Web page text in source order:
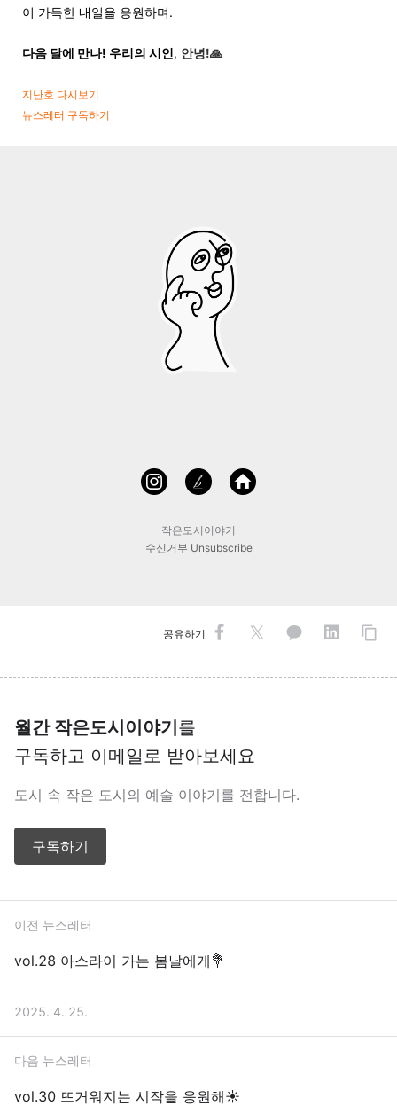
이 가득한 내일을 응원하며.
다음 달에 만나! 우리의 시인, 안녕!🙏
지난호 다시보기
뉴스레터 구독하기
작은도시이야기
수신거부 Unsubscribe
공유하기
월간 작은도시이야기를
구독하고 이메일로 받아보세요
도시 속 작은 도시의 예술 이야기를 전합니다.
구독하기
이전 뉴스레터
vol.28 아스라이 가는 봄날에게💐
2025. 4. 25.
다음 뉴스레터
vol.30 뜨거워지는 시작을 응원해☀️